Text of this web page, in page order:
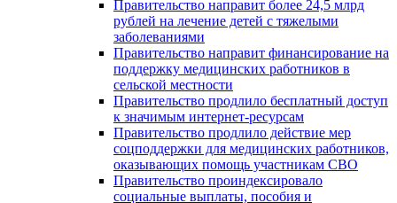
Правительство направит более 24,5 млрд
рублей на лечение детей с тяжелыми
заболеваниями
Правительство направит финансирование на
поддержку медицинских работников в
сельской местности
Правительство продлило бесплатный доступ
к значимым интернет-ресурсам
Правительство продлило действие мер
соцподдержки для медицинских работников,
оказывающих помощь участникам СВО
Правительство проиндексировало
социальные выплаты, пособия и